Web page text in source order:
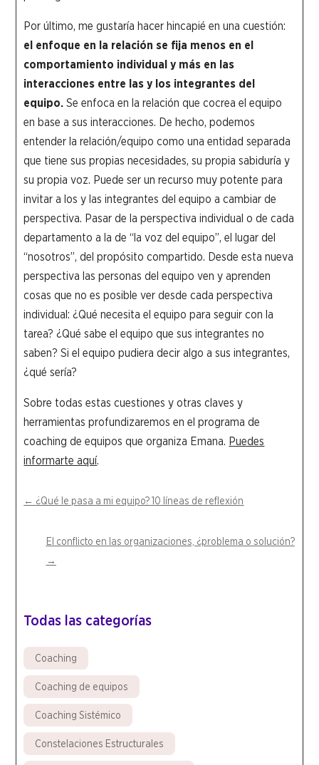
Por último, me gustaría hacer hincapié en una cuestión:
el enfoque en la relación se fija menos en el
comportamiento individual y más en las
interacciones entre las y los integrantes del
equipo.Se enfoca en la relación que cocrea el equipo
en base a sus interacciones. De hecho, podemos
entender la relación/equipo como una entidad separada
que tiene sus propias necesidades, su propia sabiduría y
su propia voz. Puede ser un recurso muy potente para
invitar a los y las integrantes del equipo a cambiar de
perspectiva. Pasar de la perspectiva individual o de cada
departamento a la de “la voz del equipo”, el lugar del
“nosotros”, del propósito compartido. Desde esta nueva
perspectiva las personas del equipo ven y aprenden
cosas que no es posible ver desde cada perspectiva
individual: ¿Qué necesita el equipo para seguir con la
tarea? ¿Qué sabe el equipo que sus integrantes no
saben? Si el equipo pudiera decir algo a sus integrantes,
¿qué sería?
Sobre todas estas cuestiones y otras claves y
herramientas profundizaremos en el programa de
coaching de equipos que organiza Emana. Puedes
informarte aquí.
← ¿Qué le pasa a mi equipo? 10 líneas de reflexión
El conflicto en las organizaciones, ¿problema o solución?
→
Todas las categorías
Coaching
Coaching de equipos
Coaching Sistémico
Constelaciones Estructurales